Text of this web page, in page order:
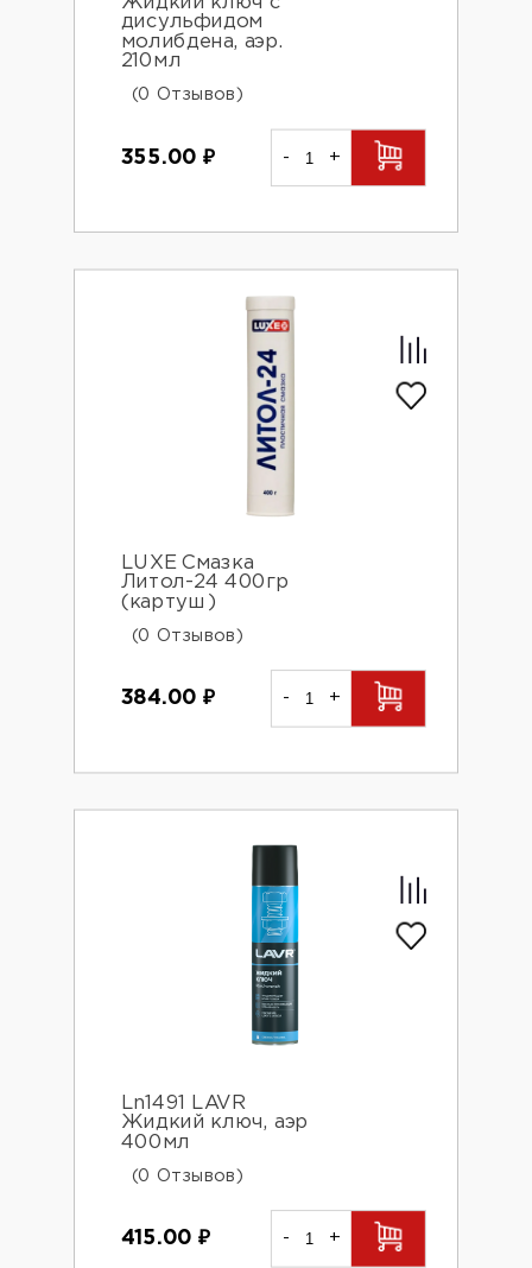
дисульфидом
молибдена, аэр.
210мл
(0 Отзывов)
355.00 ₽ - +
LUXE Смазка
Литол-24 400гр
(картуш)
(0 Отзывов)
384.00 ₽ - +
Ln1491 LAVR
Жидкий ключ, аэр
400мл
(0 Отзывов)
415.00 ₽ - +